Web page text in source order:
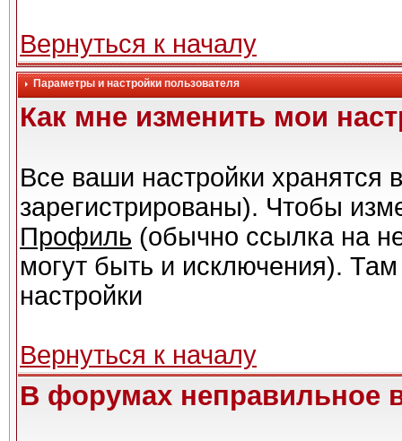
Вернуться к началу
Параметры и настройки пользователя
Как мне изменить мои
Все ваши настройки хранятся
зарегистрированы). Чтобы
Профиль (обычно ссылка на
могут быть и исключения).
настройки
Вернуться к началу
В форумах неправильное